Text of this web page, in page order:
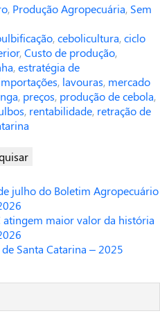
, Produção Agropecuária, Sem
,cebolicultura,ciclo
,Custo de produção,
,estratégia de
, lavouras, mercado
, preços, produção de cebola,
, rentabilidade, retração de
julho do Boletim Agropecuário
atingem maior valor da história
Santa Catarina – 2025